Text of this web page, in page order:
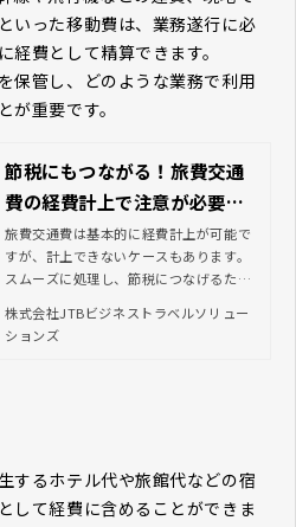
いった移動費は、業務遂行に必
費として精算できます。
保管し、どのような業務で利用
が重要です。
節税にもつながる！旅費交通
費の経費計上で注意が必要な
ポイントとは
旅費交通費は基本的に経費計上が可能で
すが、計上できないケースもあります。
スムーズに処理し、節税につなげるため
トをご紹介いたします。
株式会社JTBビジネストラベルソリュー
ションズ
するホテル代や旅館代などの宿
して経費に含めることができま